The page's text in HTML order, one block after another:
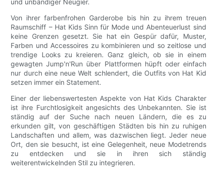
und unbändiger Neugier.
Von ihrer farbenfrohen Garderobe bis hin zu ihrem treuen
Raumschiff – Hat Kids Sinn für Mode und Abenteuerlust sind
keine Grenzen gesetzt. Sie hat ein Gespür dafür, Muster,
Farben und Accessoires zu kombinieren und so zeitlose und
trendige Looks zu kreieren. Ganz gleich, ob sie in einem
gewagten Jump'n'Run über Plattformen hüpft oder einfach
nur durch eine neue Welt schlendert, die Outfits von Hat Kid
setzen immer ein Statement.
Einer der liebenswertesten Aspekte von Hat Kids Charakter
ist ihre Furchtlosigkeit angesichts des Unbekannten. Sie ist
ständig auf der Suche nach neuen Ländern, die es zu
erkunden gilt, von geschäftigen Städten bis hin zu ruhigen
Landschaften und allem, was dazwischen liegt. Jeder neue
Ort, den sie besucht, ist eine Gelegenheit, neue Modetrends
zu entdecken und sie in ihren sich ständig
weiterentwickelnden Stil zu integrieren.